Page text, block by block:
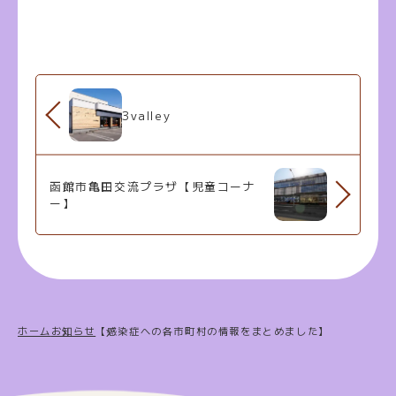
3valley
函館市亀田交流プラザ【児童コーナ
ー】
ホーム お知らせ 【感染症への各市町村の情報をまとめました】